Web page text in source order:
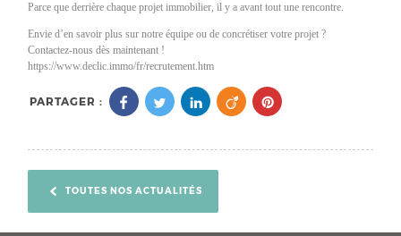
Parce que derrière chaque projet immobilier, il y a avant tout une rencontre.
Envie d’en savoir plus sur notre équipe ou de concrétiser votre projet ?
Contactez-nous dès maintenant !
https://www.declic.immo/fr/recrutement.htm
PARTAGER :
TOUTES NOS ACTUALITÉS